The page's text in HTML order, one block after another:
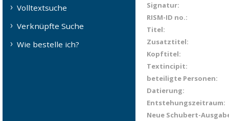
Volltextsuche
Verknüpfte Suche
Wie bestelle ich?
Signatur:
RISM-ID no.:
Titel:
Zusatztitel:
Kopftitel:
Textincipit:
beteiligte Personen:
Datierung:
Entstehungszeitraum:
Neue Schubert-